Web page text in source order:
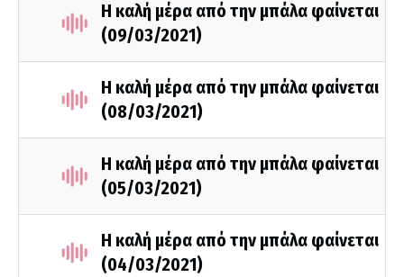
Η καλή μέρα από την μπάλα φαίνεται
(09/03/2021)
Η καλή μέρα από την μπάλα φαίνεται
(08/03/2021)
Η καλή μέρα από την μπάλα φαίνεται
(05/03/2021)
Η καλή μέρα από την μπάλα φαίνεται
(04/03/2021)